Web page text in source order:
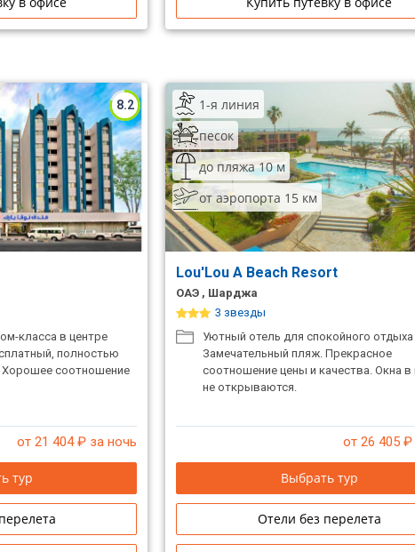
8.2
класса в центре
полностью
соотношение
от 21 404₽ за ночь
тур
1-я линия
песок
до пляжа 10 м
от аэропорта 15 км
Lou'Lou A Beach Resort
ОАЭ , Шарджа
3 звезды
Уютный отель для спокойного
Замечательный пляж. Прекрасное
соотношение цены и качества. Окна в
не открываются.
от 26 405₽
Выбрать тур
Отели без перелета